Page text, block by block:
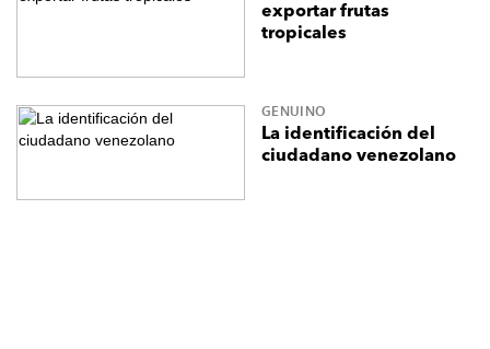
exportar frutas
tropicales
GENUINO
La identificación del
ciudadano venezolano